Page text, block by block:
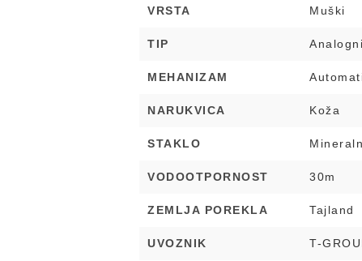
VRSTA Muški
TIP Analogni
MEHANIZAM
NARUKVICA Koža
STAKLO
VODOOTPORNOST 30m
ZEMLJA POREKLA Tajland
UVOZNIK T-